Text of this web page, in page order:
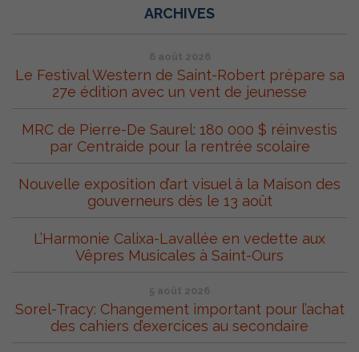
ARCHIVES
6 août 2026
Le Festival Western de Saint-Robert prépare sa
27e édition avec un vent de jeunesse
MRC de Pierre-De Saurel: 180 000 $ réinvestis
par Centraide pour la rentrée scolaire
Nouvelle exposition d’art visuel à la Maison des
gouverneurs dès le 13 août
L’Harmonie Calixa-Lavallée en vedette aux
Vêpres Musicales à Saint-Ours
5 août 2026
Sorel-Tracy: Changement important pour l’achat
des cahiers d’exercices au secondaire